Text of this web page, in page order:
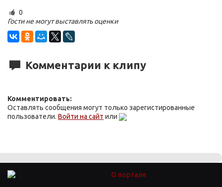
0
Гости не могут выставлять оценки
Комментарии к клипу
Комментировать:
Оставлять сообщения могут только зарегистированные
пользователи. Войти на сайт или
О портале